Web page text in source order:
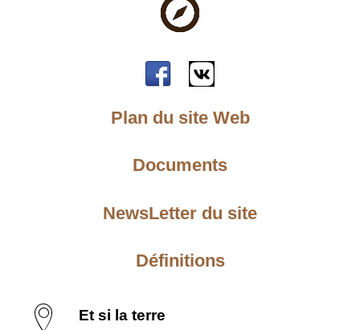
Plan du site Web
Documents
NewsLetter du site
Définitions
Et si la terre